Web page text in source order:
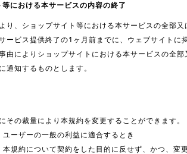
における本サービスの内容の終了
り、ショップサイト等における本サービスの全部
ービス提供終了の1ヶ月前までに、ウェブサイト
由によりショップサイトにおける本サービスの全
通知するものとします。
その裁量により本規約を変更することができます。
ーザーの一般の利益に適合するとき
規約について契約をした目的に反せず、かつ、